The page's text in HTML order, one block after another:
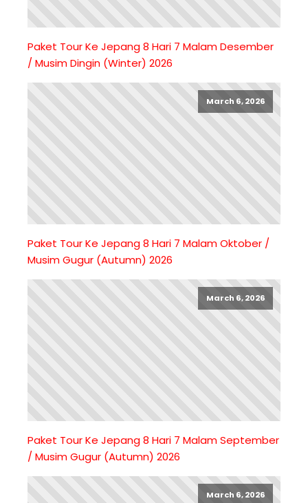
Paket Tour Ke Jepang 8 Hari 7 Malam Desember
/ Musim Dingin (Winter) 2026
March 6, 2026
Paket Tour Ke Jepang 8 Hari 7 Malam Oktober /
Musim Gugur (Autumn) 2026
March 6, 2026
Paket Tour Ke Jepang 8 Hari 7 Malam September
/ Musim Gugur (Autumn) 2026
March 6, 2026